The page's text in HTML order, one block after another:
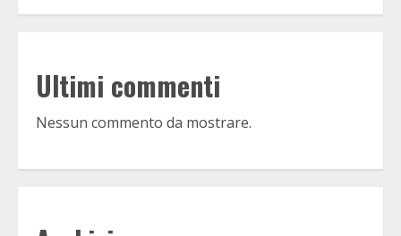
Ultimi commenti
Nessun commento da mostrare.